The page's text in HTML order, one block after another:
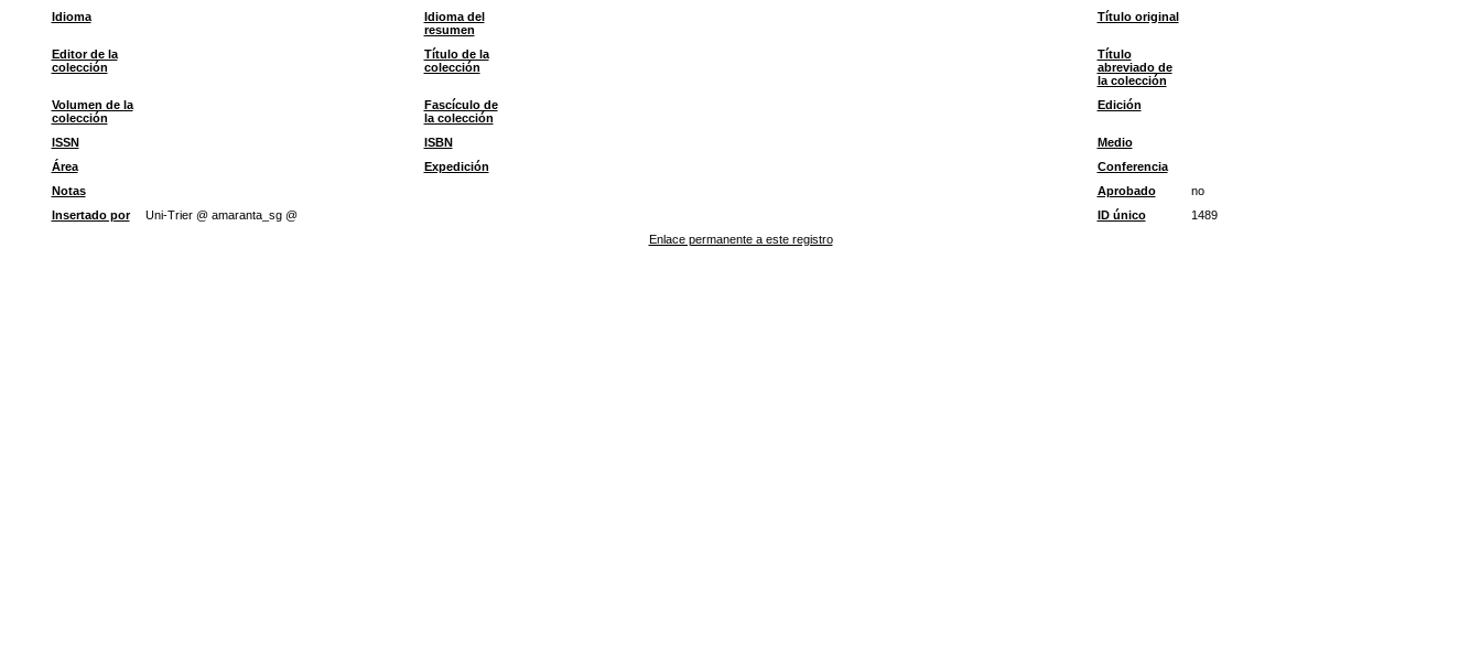
Idioma
Idioma del
resumen
Título original
Editor de la
colección
Título de la
colección
Título
abreviado de
la colección
Volumen de la
colección
Fascículo de
la colección
Edición
ISSN ISBN
Medio
Área
Expedición
Conferencia
Notas
Aprobado
no
Insertado por
Uni-Trier @ amaranta_sg @ ID único
1489
Enlace permanente a este registro